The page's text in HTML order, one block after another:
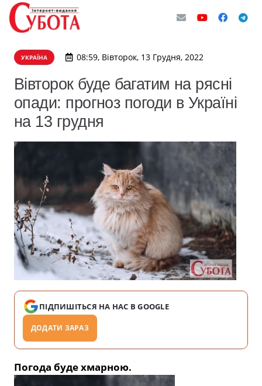
УКРАЇНА 08:59, Вівторок, 13 Грудня, 2022
Вівторок буде багатим на рясні
опади: прогноз погоди в Україні
на 13 грудня
ПІДПИШІТЬСЯ НА НАС В GOOGLE
ДОДАТИ ЗАРАЗ
Погода буде хмарною.